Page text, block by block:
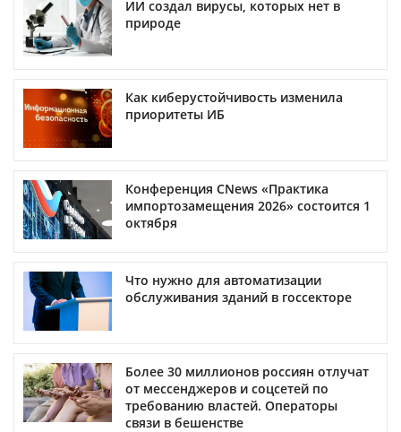
ИИ создал вирусы, которых нет в
природе
Как киберустойчивость изменила
приоритеты ИБ
Конференция CNews «Практика
импортозамещения 2026» состоится 1
октября
Что нужно для автоматизации
обслуживания зданий в госсекторе
Более 30 миллионов россиян отлучат
от мессенджеров и соцсетей по
требованию властей. Операторы
связи в бешенстве